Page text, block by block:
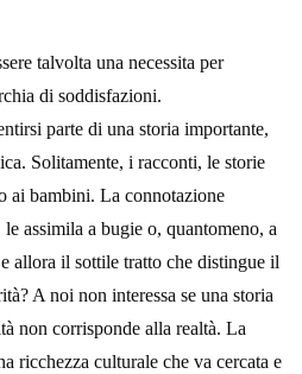
talvolta una necessita per
di soddisfazioni.
parte di una storia importante,
Solitamente, i racconti, le storie
ai bambini. La connotazione
assimila a bugie o, quantomeno, a
allora il sottile tratto che distingue il
A noi non interessa se una storia
non corrisponde alla realtà. La
ricchezza culturale che va cercata e